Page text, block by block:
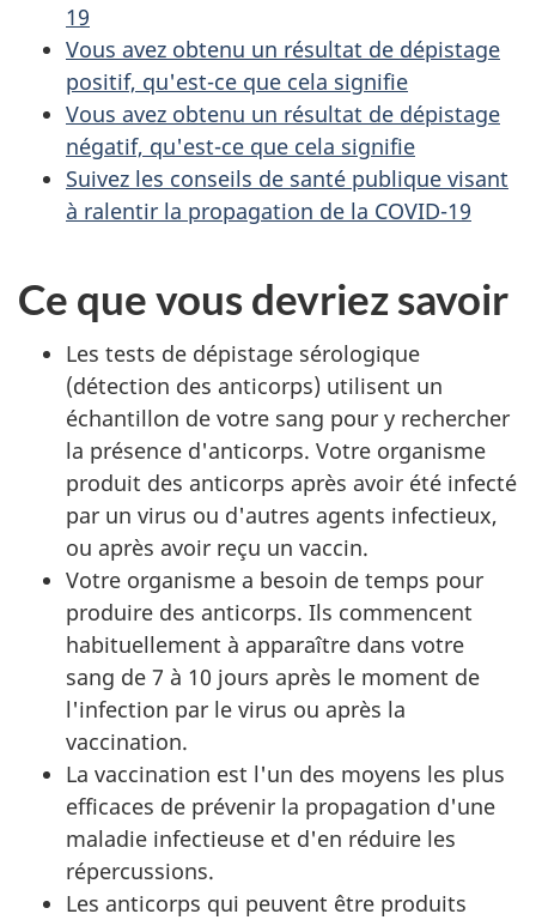
19
Vous avez obtenu un résultat de dépistage
positif, qu'est-ce que cela signifie
Vous avez obtenu un résultat de dépistage
négatif, qu'est-ce que cela signifie
Suivez les conseils de santé publique visant
à ralentir la propagation de la COVID-19
Ce que vous devriez savoir
Les tests de dépistage sérologique
(détection des anticorps) utilisent un
échantillon de votre sang pour y rechercher
la présence d'anticorps. Votre organisme
produit des anticorps après avoir été infecté
par un virus ou d'autres agents infectieux,
ou après avoir reçu un vaccin.
Votre organisme a besoin de temps pour
produire des anticorps. Ils commencent
habituellement à apparaître dans votre
sang de 7 à 10 jours après le moment de
l'infection par le virus ou après la
vaccination.
La vaccination est l'un des moyens les plus
efficaces de prévenir la propagation d'une
maladie infectieuse et d'en réduire les
répercussions.
Les anticorps qui peuvent être produits